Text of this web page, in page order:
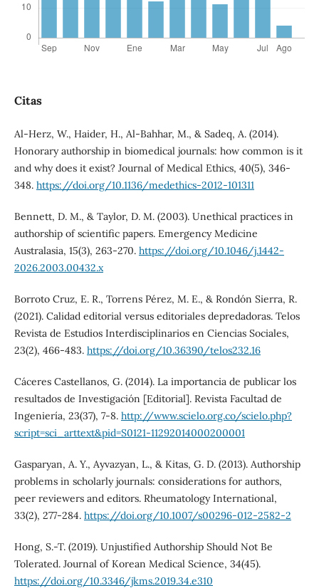
Citas
Al-Herz, W., Haider, H., Al-Bahhar, M., & Sadeq, A. (2014).
Honorary authorship in biomedical journals: how common is it
and why does it exist? Journal of Medical Ethics, 40(5), 346-
348. https://doi.org/10.1136/medethics-2012-101311
Bennett, D. M., & Taylor, D. M. (2003). Unethical practices in
authorship of scientific papers. Emergency Medicine
Australasia, 15(3), 263-270. https://doi.org/10.1046/j.1442-
2026.2003.00432.x
Borroto Cruz, E. R., Torrens Pérez, M. E., & Rondón Sierra, R.
(2021). Calidad editorial versus editoriales depredadoras. Telos
Revista de Estudios Interdisciplinarios en Ciencias Sociales,
23(2), 466-483. https://doi.org/10.36390/telos232.16
Cáceres Castellanos, G. (2014). La importancia de publicar los
resultados de Investigación [Editorial]. Revista Facultad de
Ingeniería, 23(37), 7-8. http://www.scielo.org.co/scielo.php?
script=sci_arttext&pid=S0121-11292014000200001
Gasparyan, A. Y., Ayvazyan, L., & Kitas, G. D. (2013). Authorship
problems in scholarly journals: considerations for authors,
peer reviewers and editors. Rheumatology International,
33(2), 277-284. https://doi.org/10.1007/s00296-012-2582-2
Hong, S.-T. (2019). Unjustified Authorship Should Not Be
Tolerated. Journal of Korean Medical Science, 34(45).
https://doi.org/10.3346/jkms.2019.34.e310